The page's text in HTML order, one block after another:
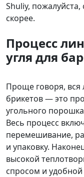
Shuliy,
скорее.
Процесс
угля для
Проще говоря, вся
брикетов — это
угольного
Весь процесс
перемешивание,
и упаковку.
высокой
спросом и